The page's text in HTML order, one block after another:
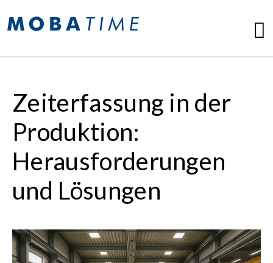
Zeiterfassung in der
Produktion:
Herausforderungen
und Lösungen